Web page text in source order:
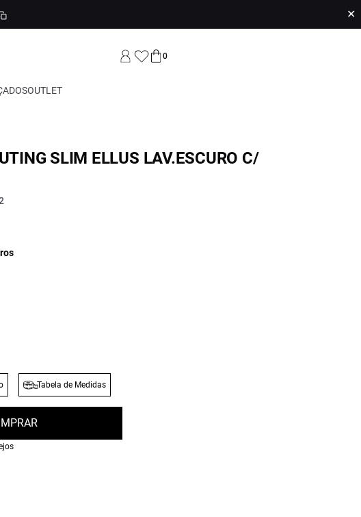
✕
0
OUTLET
SLIM ELLUS LAV.ESCURO C/
Tabela de Medidas